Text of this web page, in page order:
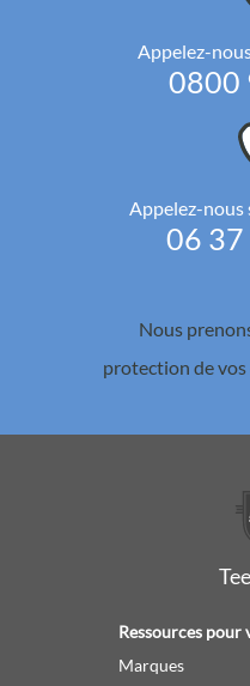
Appelez-
0800
Appelez-nous
06 37
Nous
protection de
Ressources pour
Marques